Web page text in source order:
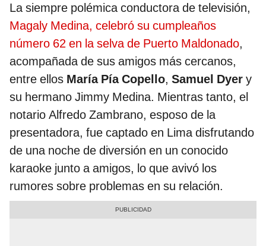
La siempre polémica conductora de televisión,
Magaly Medina, celebró su cumpleaños
número 62 en la selva de Puerto Maldonado,
acompañada de sus amigos más cercanos,
entre ellos María Pía Copello, Samuel Dyer y
su hermano Jimmy Medina. Mientras tanto, el
notario Alfredo Zambrano, esposo de la
presentadora, fue captado en Lima disfrutando
de una noche de diversión en un conocido
karaoke junto a amigos, lo que avivó los
rumores sobre problemas en su relación.